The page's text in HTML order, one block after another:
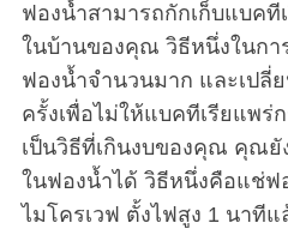
ฟองน้ำสามารถกักเก็บแบคที
ในบ้านของคุณ วิธีหนึ่งในก
ฟองน้ำจำนวนมาก และเปลี่
ครั้งเพื่อไม่ให้แบคทีเรียแพร่
เป็นวิธีที่เกินงบของคุณ คุณยั
ในฟองน้ำได้ วิธีหนึ่งคือแช่ฟ
ไมโครเวฟ ตั้งไฟสูง 1 นาทีแ